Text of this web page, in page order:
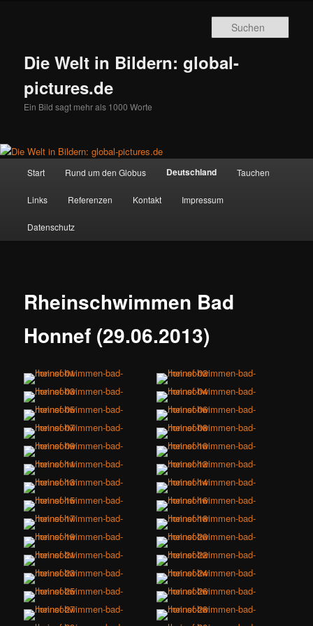
Die Welt in Bildern: global-
pictures.de
Ein Bild sagt mehr als 1000 Worte
Start Rund um den Globus Deutschland Tauchen
Links Referenzen Kontakt Impressum
Datenschutz
Rheinschwimmen Bad
Honnef (29.06.2013)